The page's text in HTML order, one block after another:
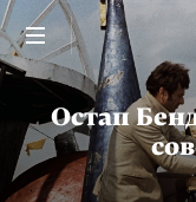
Остап